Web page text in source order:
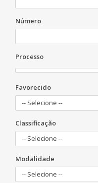
Número
Processo
Favorecido
-- Selecione --
Classificação
-- Selecione --
Modalidade
-- Selecione --